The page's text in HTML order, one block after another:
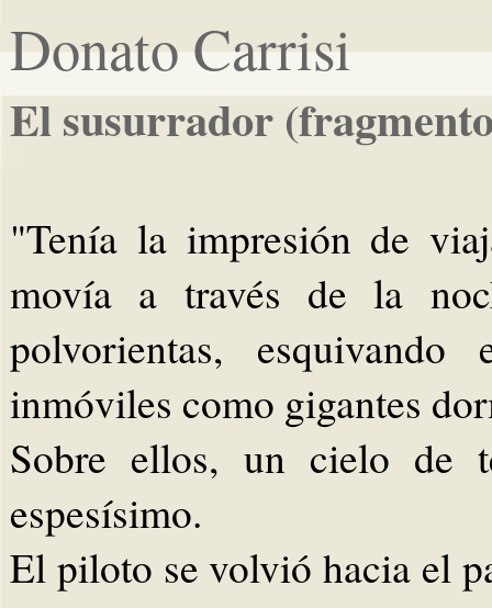
Donato Carrisi
El susurrador
"Tenía la impresión de
movía a través de la
polvorientas,
inmóviles como gigantes
Sobre ellos, un cielo de
espesísimo.
El piloto se volvió hacia el